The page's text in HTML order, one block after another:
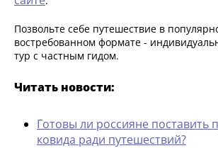
Позвольте себе путешествие в
востребованном формате -
тур с частным гидом.
Читать новости:
Готовы ли россияне поставить
ковида ради путешествий?